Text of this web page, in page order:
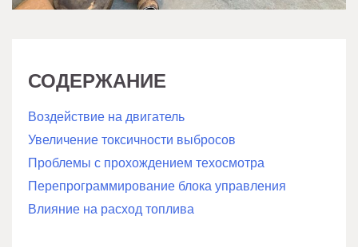
СОДЕРЖАНИЕ
Воздействие на двигатель
Увеличение токсичности выбросов
Проблемы с прохождением техосмотра
Перепрограммирование блока управления
Влияние на расход топлива